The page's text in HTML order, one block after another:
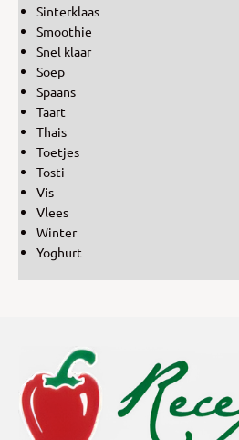
Sinterklaas
Smoothie
Snel klaar
Soep
Spaans
Taart
Thais
Toetjes
Tosti
Vis
Vlees
Winter
Yoghurt